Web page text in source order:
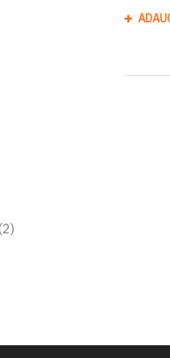
2produse